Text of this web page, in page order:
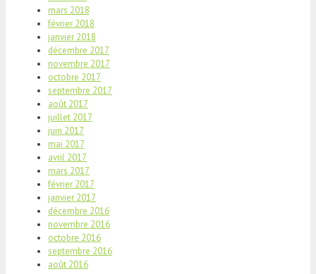
mars 2018
février 2018
janvier 2018
décembre 2017
novembre 2017
octobre 2017
septembre 2017
août 2017
juillet 2017
juin 2017
mai 2017
avril 2017
mars 2017
février 2017
janvier 2017
décembre 2016
novembre 2016
octobre 2016
septembre 2016
août 2016